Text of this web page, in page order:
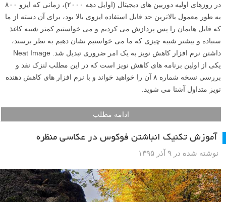
در روزهای اولیه دوربین های دیجیتال (اوایل دهه ۲۰۰۰)، زمانی که ایزو ۸۰۰
به طور معمول بالاترین حد قابل استفاده ایزوی بالا بود، برای آن دسته از ما
که فایل هایمان را پس پردازش می کردیم و می خواستیم کمتر شبیه کاغذ
سنباده و بیشتر شبیه چیزی که ما می خواستیم نشان دهیم به نظر برسند،
داشتن نرم افزار کاهش نویز به یک امر ضروری تبدیل شد. Neat Image
یکی از اولین برنامه های کاهش نویز است که در این مطلب لنزک نقد و
بررسی نسخه شماره ۸ آن را خواهید خواند و با نرم افزار های کاهش دهنده
نویز متداول آشنا می شوید.
ادامه مطلب
آموزش تکنیک انباشتن فوکوس در عکاسی منظره
نوشته شده در ۹ آذر ۱۳۹۵